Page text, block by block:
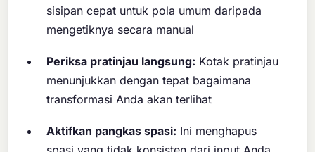
sisipan cepat untuk pola umum daripada
mengetiknya secara manual
Periksa pratinjau langsung: Kotak pratinjau
menunjukkan dengan tepat bagaimana
transformasi Anda akan terlihat
Aktifkan pangkas spasi: Ini menghapus